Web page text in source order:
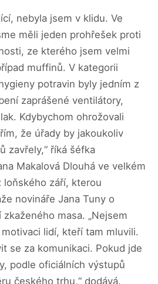
nebyla jsem v klidu. Ve
měli jeden prohřešek proti
ze kterého jsem velmi
muffinů. V kategorii
potravin byly jedním z
zaprášené ventilátory,
Kdybychom ohrožovali
že úřady by jakoukoliv
zavřely,“ říká šéfka
Makalová Dlouhá ve velkém
loňského září, kterou
novináře Jana Tuny o
masa. „Nejsem
lidí, kteří tam mluvili.
se za komunikaci. Pokud jde
podle oficiálních výstupů
českého trhu,“ dodává.